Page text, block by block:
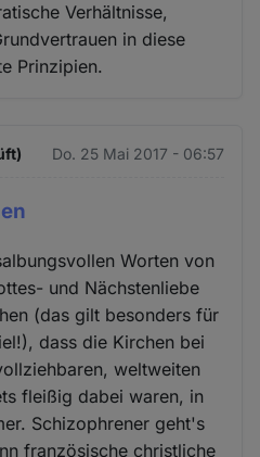
Verhältnisse,
in diese
Prinzipien.
Do. 25 Mai 2017 - 06:57
Worten von
und Nächstenliebe
(das gilt besonders für
dass die Kirchen bei
weltweiten
fleißig dabei waren, in
Schizophrener geht's
französische christliche